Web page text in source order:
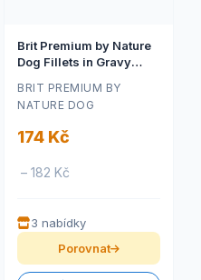
Brit Premium by Nature
Dog Fillets in Gravy
kg
BRIT PREMIUM BY
NATURE DOG
174 Kč
– 182 Kč
3 nabídky
Porovnat